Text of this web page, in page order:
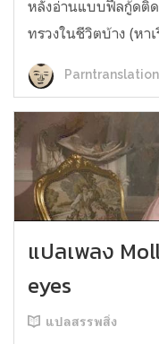
หลังอ่านแบบฟีลกู้ดติด
ทรวงในชีวิตบ้าง (หา
แปลเพลง
eyes
แปลสรรพสิ่ง